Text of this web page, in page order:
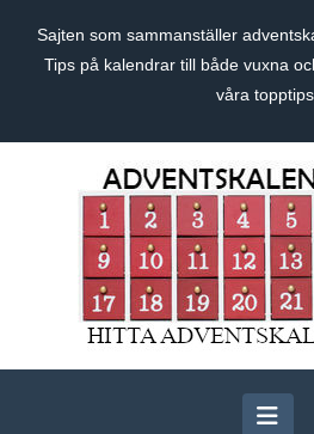
Sajten som sammanställer
Tips på kalendrar till både vuxna
våra